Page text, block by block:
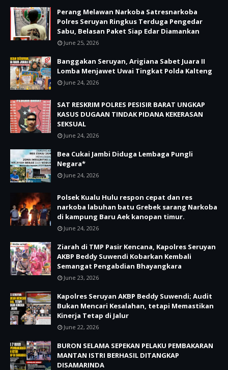
Perang Melawan Narkoba Satresnarkoba
Polres Seruyan Ringkus Terduga Pengedar
Sabu, Belasan Paket Siap Edar Diamankan
June 25, 2026
Banggakan Seruyan, Arigiana Sabet Juara II
Lomba Menjawet Uwai Tingkat Polda Kalteng
June 24, 2026
SAT RESKRIM POLRES PESISIR BARAT UNGKAP
KASUS DUGAAN TINDAK PIDANA KEKERASAN
SEKSUAL
June 24, 2026
Bea Cukai Jambi Diduga Lembaga Pungli
Negara*
June 24, 2026
Polsek Kualu Hulu respon cepat dan res
narkoba labuhan batu Grebek sarang Narkoba
di kampung Baru Aek kanopan timur.
June 24, 2026
Ziarah di TMP Pasir Kencana, Kapolres Seruyan
AKBP Beddy Suwendi Kobarkan Kembali
Semangat Pengabdian Bhayangkara
June 23, 2026
Kapolres Seruyan AKBP Beddy Suwendi; Audit
Bukan Mencari Kesalahan, tetapi Memastikan
Kinerja Tetap di Jalur
June 22, 2026
BURON SELAMA SEPEKAN PELAKU PEMBAKARAN
MANTAN ISTRI BERHASIL DITANGKAP
DISAMARINDA